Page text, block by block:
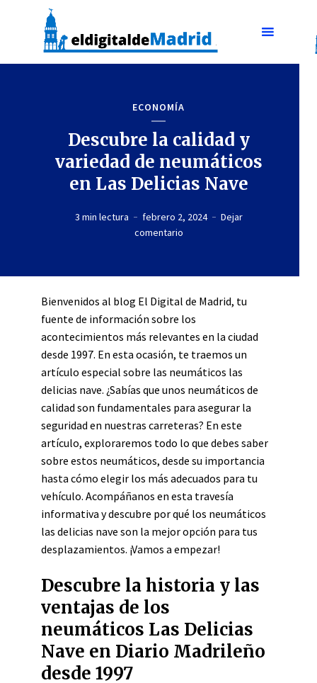
ECONOMÍA
Descubre la calidad y
variedad de neumáticos
en Las Delicias Nave
3 min lectura febrero 2, 2024
Dejar
comentario
Bienvenidos al blog El Digital de Madrid, tu
fuente de información sobre los
acontecimientos más relevantes en la ciudad
desde 1997. En esta ocasión, te traemos un
artículo especial sobre las neumáticos las
delicias nave. ¿Sabías que unos neumáticos de
calidad son fundamentales para asegurar la
seguridad en nuestras carreteras? En este
artículo, exploraremos todo lo que debes saber
sobre estos neumáticos, desde su importancia
hasta cómo elegir los más adecuados para tu
vehículo. Acompáñanos en esta travesía
informativa y descubre por qué los neumáticos
las delicias nave son la mejor opción para tus
desplazamientos. ¡Vamos a empezar!
Descubre la historia y las
ventajas de los
neumáticos Las Delicias
Nave en Diario Madrileño
desde 1997